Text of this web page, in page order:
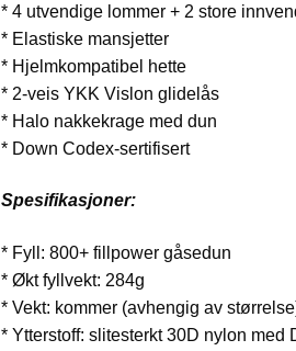
* 4 utvendige lommer + 2 store
* Elastiske mansjetter
* Hjelmkompatibel hette
* 2-veis YKK Vislon glidelås
* Halo nakkekrage med dun
* Down Codex-sertifisert
Spesifikasjoner:
* Fyll: 800+ fillpower gåsedun
* Økt fyllvekt: 284g
* Vekt: kommer (avhengig av
* Ytterstoff: slitesterkt 30D nylon med